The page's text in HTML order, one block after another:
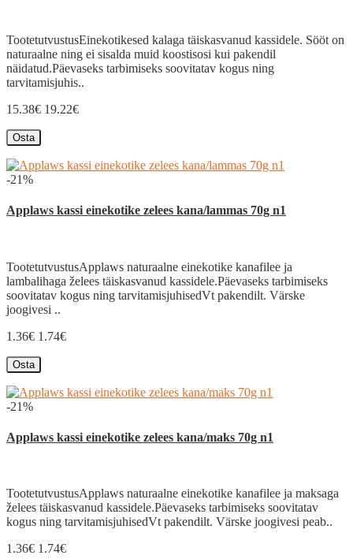
TootetutvustusEinekotikesed kalaga täiskasvanud kassidele. Sööt on
naturaalne ning ei sisalda muid koostisosi kui pakendil
näidatud.Päevaseks tarbimiseks soovitatav kogus ning
tarvitamisjuhis..
15.38€ 19.22€
Osta
-21%
Applaws kassi einekotike zelees kana/lammas 70g n1
TootetutvustusApplaws naturaalne einekotike kanafilee ja
lambalihaga želees täiskasvanud kassidele.Päevaseks tarbimiseks
soovitatav kogus ning tarvitamisjuhisedVt pakendilt. Värske
joogivesi ..
1.36€ 1.74€
Osta
-21%
Applaws kassi einekotike zelees kana/maks 70g n1
TootetutvustusApplaws naturaalne einekotike kanafilee ja maksaga
želees täiskasvanud kassidele.Päevaseks tarbimiseks soovitatav
kogus ning tarvitamisjuhisedVt pakendilt. Värske joogivesi peab..
1.36€ 1.74€